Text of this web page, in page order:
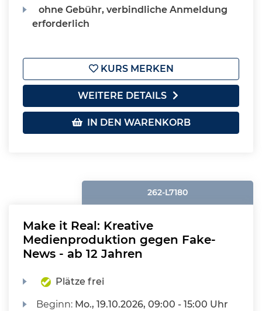
ohne Gebühr, verbindliche Anmeldung
erforderlich
KURS MERKEN
WEITERE DETAILS
IN DEN WARENKORB
262-L7180
Make it Real: Kreative
Medienproduktion gegen Fake-
News - ab 12 Jahren
Plätze frei
Beginn: Mo., 19.10.2026, 09:00 - 15:00 Uhr